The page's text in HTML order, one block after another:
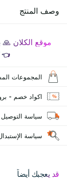
وصف المنتج
موقع الكلان
المجموعات
اكواد خصم -
سياسة
سياسة
قد يعجبك أيضاً